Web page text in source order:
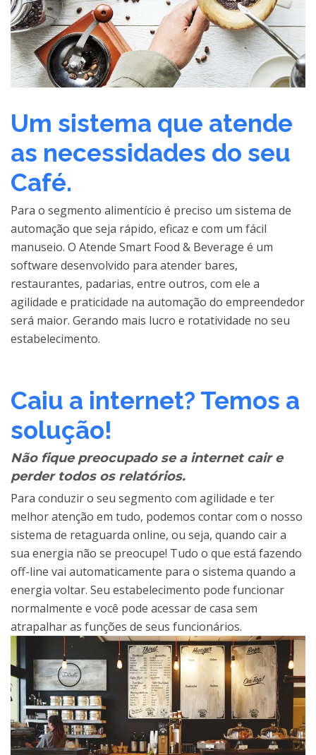
Um sistema que atende
as necessidades do seu
Café.
Para o segmento alimentício é preciso um sistema de
automação que seja rápido, eficaz e com um fácil
manuseio. O Atende Smart Food & Beverage é um
software desenvolvido para atender bares,
restaurantes, padarias, entre outros, com ele a
agilidade e praticidade na automação do empreendedor
será maior. Gerando mais lucro e rotatividade no seu
estabelecimento.
Caiu a internet? Temos a
solução!
Não fique preocupado se a internet cair e
perder todos os relatórios.
Para conduzir o seu segmento com agilidade e ter
melhor atenção em tudo, podemos contar com o nosso
sistema de retaguarda online, ou seja, quando cair a
sua energia não se preocupe! Tudo o que está fazendo
off-line vai automaticamente para o sistema quando a
energia voltar. Seu estabelecimento pode funcionar
normalmente e você pode acessar de casa sem
atrapalhar as funções de seus funcionários.